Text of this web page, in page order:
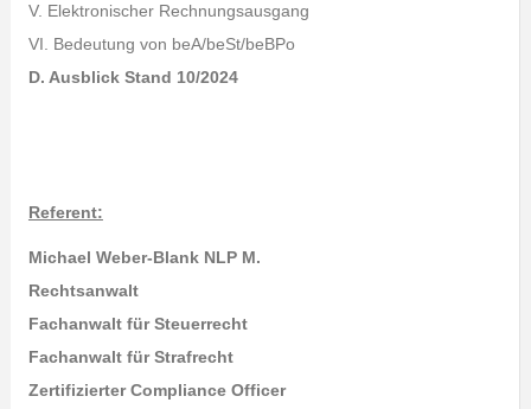
V. Elektronischer Rechnungsausgang
VI. Bedeutung von beA/beSt/beBPo
D. Ausblick Stand 10/2024
Referent:
Michael Weber-Blank NLP M.
Rechtsanwalt
Fachanwalt für Steuerrecht
Fachanwalt für Strafrecht
Zertifizierter Compliance Officer